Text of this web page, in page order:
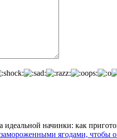
ягодами, чтобы